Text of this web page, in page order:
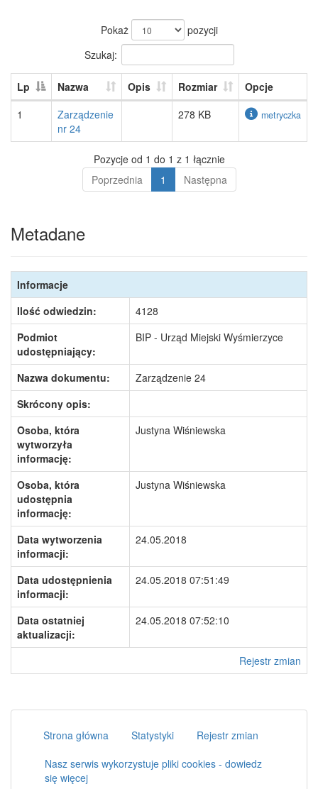
Pokaż
pozycji
Szukaj:
Lp Nazwa Opis Rozmiar
Opcje
1
Zarządzenie
nr 24
278 KB metryczka
Pozycje od 1 do 1 z 1 łącznie
Poprzednia
1 Następna
Metadane
Informacje
Ilość odwiedzin:
4128
Podmiot
udostępniający:
BIP - Urząd Miejski Wyśmierzyce
Nazwa dokumentu:
Zarządzenie 24
Skrócony opis:
Osoba, która
wytworzyła
informację:
Justyna Wiśniewska
Osoba, która
udostępnia
informację:
Justyna Wiśniewska
Data wytworzenia
informacji:
24.05.2018
Data udostępnienia
informacji:
24.05.2018 07:51:49
Data ostatniej
aktualizacji:
24.05.2018 07:52:10
Rejestr zmian
Strona główna Statystyki
Rejestr zmian
Nasz serwis wykorzystuje pliki cookies - dowiedz
się więcej